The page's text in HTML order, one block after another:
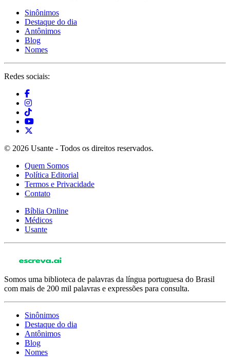
Sinônimos
Destaque do dia
Antônimos
Blog
Nomes
Redes sociais:
© 2026 Usante - Todos os direitos reservados.
Quem Somos
Política Editorial
Termos e Privacidade
Contato
Bíblia Online
Médicos
Usante
Somos uma biblioteca de palavras da língua portuguesa do Brasil
com mais de 200 mil palavras e expressões para consulta.
Sinônimos
Destaque do dia
Antônimos
Blog
Nomes